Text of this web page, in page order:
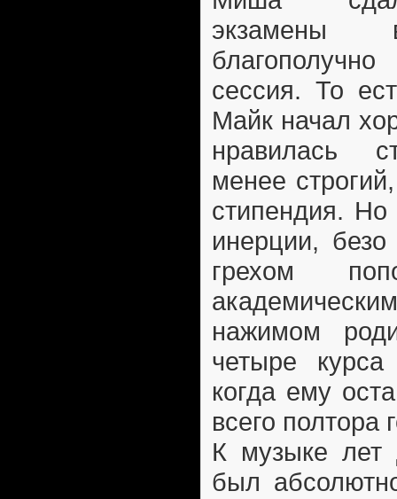
экзамены
сессия. То
Майк начал
нравилась
менее
стипендия.
инерции,
грехом
нажимом
четыре
когда ему
всего полтора
К музыке лет
был